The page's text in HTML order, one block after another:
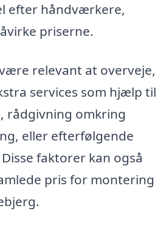
efter håndværkere,
priserne.
relevant at overveje,
services som hjælp til
rådgivning omkring
eller efterfølgende
faktorer kan også
pris for montering